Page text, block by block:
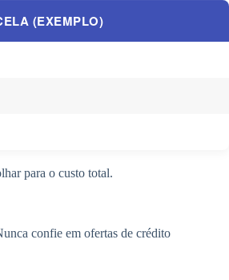
(EXEMPLO)
para o custo total.
confie em ofertas de crédito